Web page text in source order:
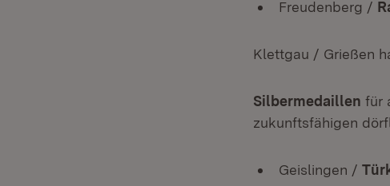
Freudenberg /
Klettgau / Grießen
Silbermedaillen für
zukunftsfähigen
Geislingen /